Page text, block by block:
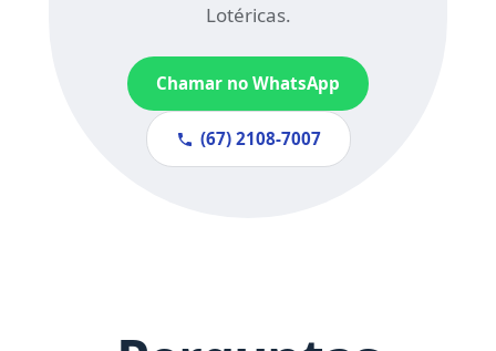
Lotéricas.
Chamar no WhatsApp
(67) 21⁠08-7007